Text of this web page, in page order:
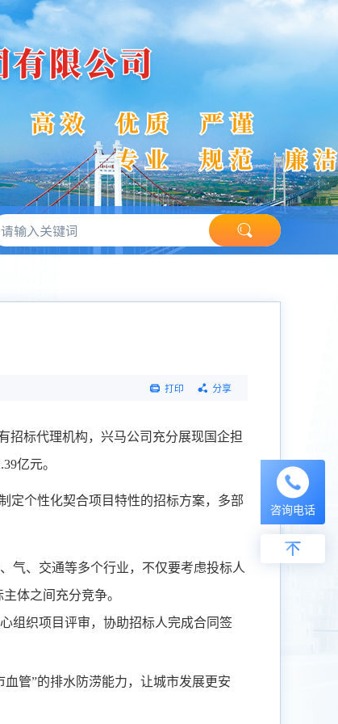
打印 分享
招标代理机构，兴马公司充分展现国企担
亿元。
定个性化契合项目特性的招标方案，多部
气、交通等多个行业，不仅要考虑投标人
体之间充分竞争。
组织项目评审，协助招标人完成合同签
血管”的排水防涝能力，让城市发展更安
咨询电话